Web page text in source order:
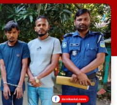
নির্বাহী কর্মকর্তা
ইমদাদুল হক তালুকদার
করে এ দন্ডাদেশ
আহমেদ উপজেলার